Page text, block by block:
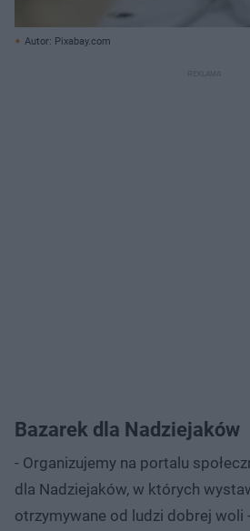
Autor: Pixabay.com
Bazarek dla Nadziejaków
- Organizujemy na portalu
dla Nadziejaków, w których
otrzymywane od ludzi dobrej woli